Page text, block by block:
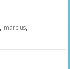
, március,